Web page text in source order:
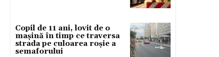
Copil de 11 ani, lovit de o
mașină în timp ce traversa
strada pe culoarea roșie a
semaforului